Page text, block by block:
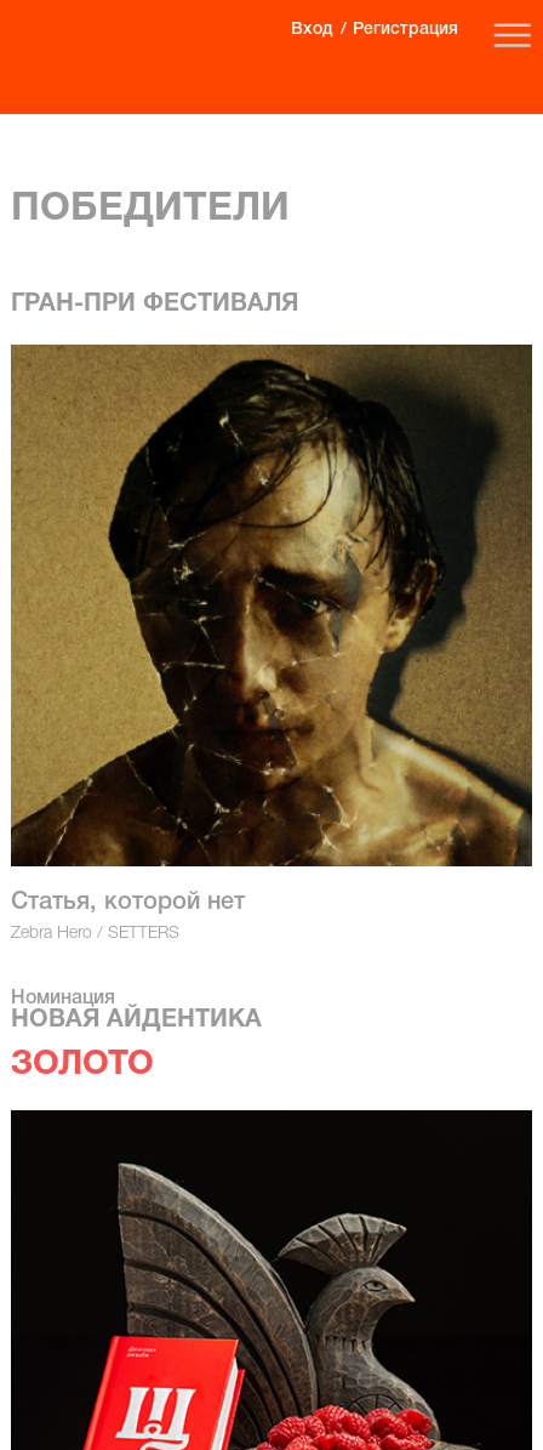
Вход Регистрация
ПОБЕДИТЕЛИ
ГРАН-ПРИ ФЕСТИВАЛЯ
Статья, которой нет
Zebra Hero / SETTERS
Номинация
НОВАЯ АЙДЕНТИКА
ЗОЛОТО